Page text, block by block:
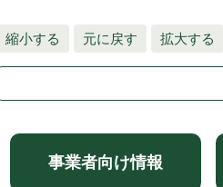
縮小する 元に戻す 拡大する
事業者向け情報